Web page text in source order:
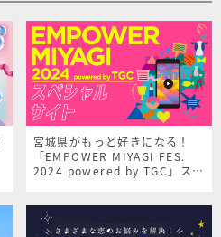
宮城県がもっと好きになる！
「EMPOWER MIYAGI FES.
2024 powered by TGC」スペ